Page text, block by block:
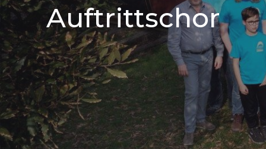
Auftrittschor